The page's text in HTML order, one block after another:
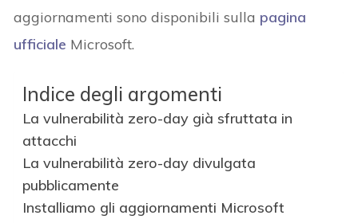
aggiornamenti sono disponibili sulla pagina
ufficiale Microsoft.
Indice degli argomenti
La vulnerabilità zero-day già sfruttata in
attacchi
La vulnerabilità zero-day divulgata
pubblicamente
Installiamo gli aggiornamenti Microsoft